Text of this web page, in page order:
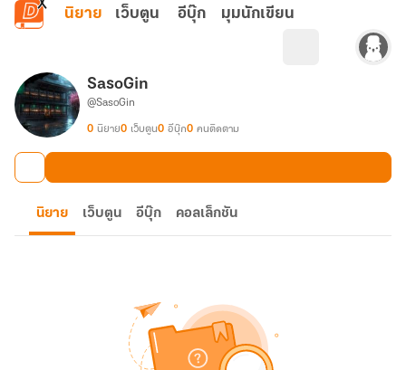
ข้ามไปยังเนื้อหาหลัก
นิยาย เว็บตูน อีบุ๊ก มุมนักเขียน
SasoGin
@SasoGin
0 นิยาย0 เว็บตูน0 อีบุ๊ก0 คนติดตาม
นิยาย เว็บตูน อีบุ๊ก คอลเล็กชัน